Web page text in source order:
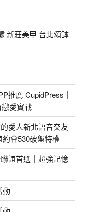
新莊美甲 台北頌缽
推薦 CupidPress｜
愛實戰
愛人新北語音交友
會530破盤特權
誼首選｜超強記憶
動